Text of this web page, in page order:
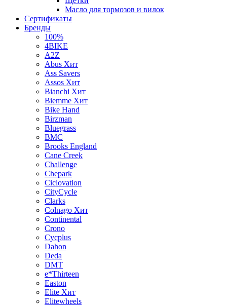
Масло для тормозов и вилок
Сертификаты
Бренды
100%
4BIKE
A2Z
Abus Хит
Ass Savers
Assos Хит
Bianchi Хит
Biemme Хит
Bike Hand
Birzman
Bluegrass
BMC
Brooks England
Cane Creek
Challenge
Chepark
Ciclovation
CityCycle
Clarks
Colnago Хит
Continental
Crono
Cycplus
Dahon
Deda
DMT
e*Thirteen
Easton
Elite Хит
Elitewheels